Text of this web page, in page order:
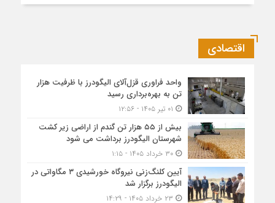
اقتصادی
واحد فراوری قزل‌آلای الیگودرز با ظرفیت هزار
تن به بهره‌برداری رسید
بیش از ۵۵ هزار تن گندم از اراضی زیر کشت
شهرستان الیگودرز برداشت می شود
۳۰ خرداد ۱۴۰۵ - ۱:۱۵
آیین کلنگ‌زنی نیروگاه خورشیدی ۳ مگاواتی در
الیگودرز برگزار شد